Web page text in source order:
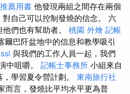
薦用書 他發現兩組之間存在兩個
自己可以控制發燒的信念。 六
們也有幫助者。 桃園 外燴 記帳
爾巴阡盆地中的信息和教學吸引
ssl 與我們的工作人員一起，我們
中咀嚼。 記帳士事務所 小組來自
學習夏令營計劃。 東南旅行社
而言，發燒比平均水平更為普